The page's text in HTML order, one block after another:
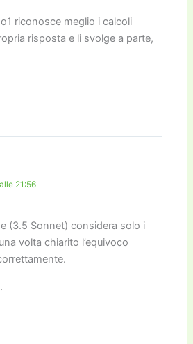
riconosce meglio i calcoli
risposta e li svolge a parte,
21:56
(3.5 Sonnet) considera solo i
volta chiarito l’equivoco